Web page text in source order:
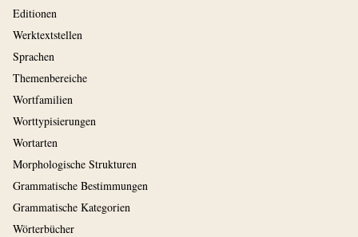
Editionen
Werktextstellen
Sprachen
Themenbereiche
Wortfamilien
Worttypisierungen
Wortarten
Morphologische Strukturen
Grammatische Bestimmungen
Grammatische Kategorien
Wörterbücher